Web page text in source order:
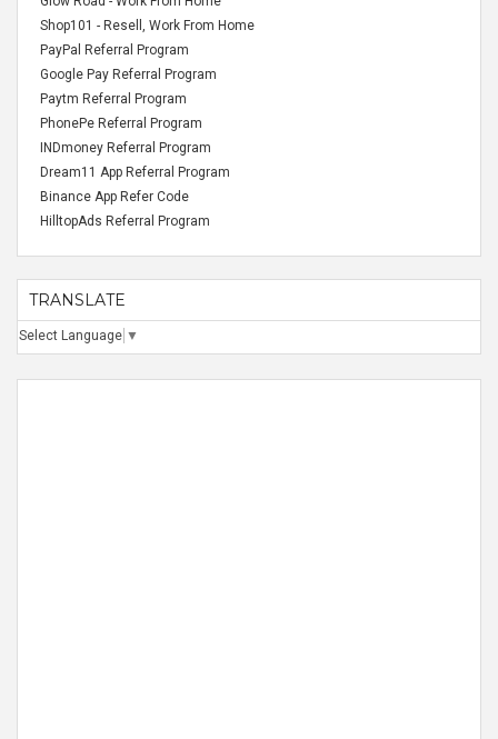
Shop101 - Resell, Work From Home
PayPal Referral Program
Google Pay Referral Program
Paytm Referral Program
PhonePe Referral Program
INDmoney Referral Program
Dream11 App Referral Program
Binance App Refer Code
HilltopAds Referral Program
TRANSLATE
Select Language ▼